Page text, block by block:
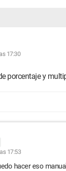
17:30
porcentaje y
17:53
hacer eso